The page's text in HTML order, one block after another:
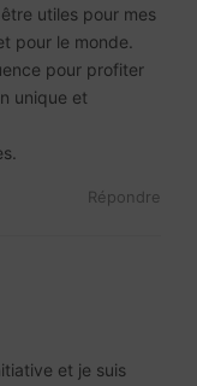
utiles pour mes
pour le monde.
pour profiter
unique et
Répondre
et je suis